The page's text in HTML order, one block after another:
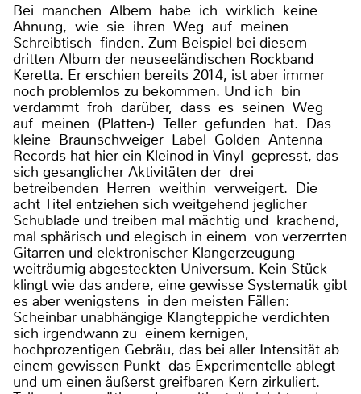
Bei manchen Albem habe ich wirklich keine
Ahnung, wie sie ihren Weg auf meinen
Schreibtisch finden. Zum Beispiel bei diesem
dritten Album der neuseeländischen Rockband
Keretta. Er erschien bereits 2014, ist aber immer
noch problemlos zu bekommen. Und ich bin
verdammt froh darüber, dass es seinen Weg
auf meinen (Platten-) Teller gefunden hat. Das
kleine Braunschweiger Label Golden Antenna
Records hat hier ein Kleinod in Vinyl gepresst, das
sich gesanglicher Aktivitäten der drei
betreibenden Herren weithin verweigert. Die
acht Titel entziehen sich weitgehend jeglicher
Schublade und treiben mal mächtig und krachend,
mal sphärisch und elegisch in einem von verzerrten
Gitarren und elektronischer Klangerzeugung
weiträumig abgesteckten Universum. Kein Stück
klingt wie das andere, eine gewisse Systematik gibt
es aber wenigstens in den meisten Fällen:
Scheinbar unabhängige Klangteppiche verdichten
sich irgendwann zu einem kernigen,
hochprozentigen Gebräu, das bei aller Intensität ab
einem gewissen Punkt das Experimentelle ablegt
und um einen äußerst greifbaren Kern zirkuliert.